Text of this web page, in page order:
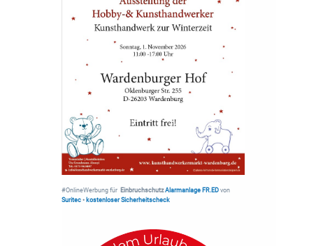
#OnlineWerbung für Einbruchschutz Alarmanlage FR.ED von
Suritec• kostenloser Sicherheitscheck